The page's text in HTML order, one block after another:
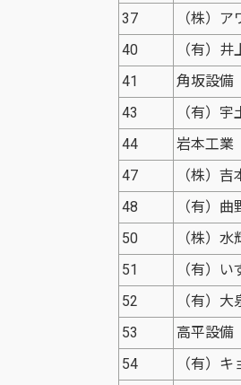
37
（株）
40
（有）
41
角坂設備
43
（有）宇
44
岩本工業
47
（株）吉
48
（有）
50
（株）水
51
（有）
52
（有）大
53
高平設備
54
（有）